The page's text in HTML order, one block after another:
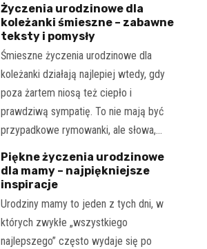
Życzenia urodzinowe dla
koleżanki śmieszne – zabawne
teksty i pomysły
Śmieszne życzenia urodzinowe dla
koleżanki działają najlepiej wtedy, gdy
poza żartem niosą też ciepło i
prawdziwą sympatię. To nie mają być
przypadkowe rymowanki, ale słowa,…
Piękne życzenia urodzinowe
dla mamy – najpiękniejsze
inspiracje
Urodziny mamy to jeden z tych dni, w
których zwykłe „wszystkiego
najlepszego” często wydaje się po